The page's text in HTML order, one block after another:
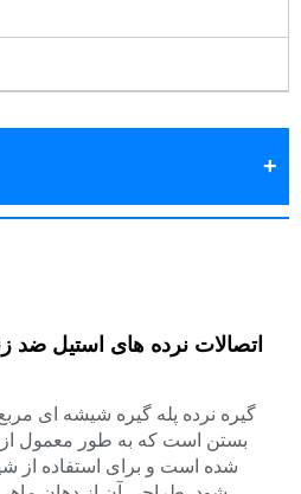
اتصالات نرده های استیل
گیره نرده پله گیره شیشه ای
شده است و برای استفاده از